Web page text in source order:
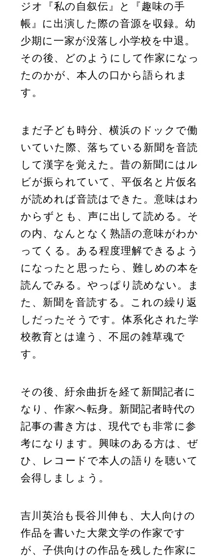
ジオ『私の自叙伝』と『趣味の手
帳』に出演した際の音源を収録。幼
少期に一家が没落し小学校を中退。
その後、どのようにして作家になっ
たのかが、本人の口から語られま
す。
まだ子ども時分、横浜のドックで働
いていた際、落ちている新聞を音読
して漢字を覚えた。昔の新聞にはル
ビが振られていて、平仮名と片仮名
が読めれば音読はできた。意味はわ
からずとも、声に出して読める。そ
の内、なんとなく熟語の意味がわか
ってくる。ある程度理解できるよう
になったと思ったら、難しめの本を
読んでみる。やっぱり読めない。ま
た、新聞を音読する。これの繰り返
しだったそうです。体系化された学
校教育とは違う、不屈の雑草魂で
す。
その後、紆余曲折を経て新聞記者に
なり、作家へ転身。新聞記者時代の
記事の書き方は、現代でも非常に参
考になります。興味のある方は、ぜ
ひ、レコードで本人の語りを聴いて
会得しましょう。
吉川英治も長谷川伸も、大人向けの
作品を書いた大衆文学の作家です
が、子供向けの作品を残した作家に